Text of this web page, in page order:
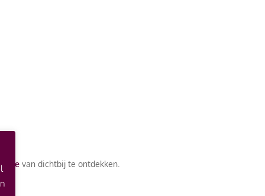
van dichtbij te ontdekken.